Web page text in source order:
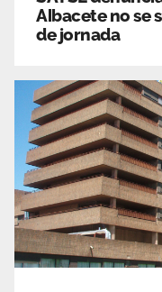
Albacete no se
de jornada